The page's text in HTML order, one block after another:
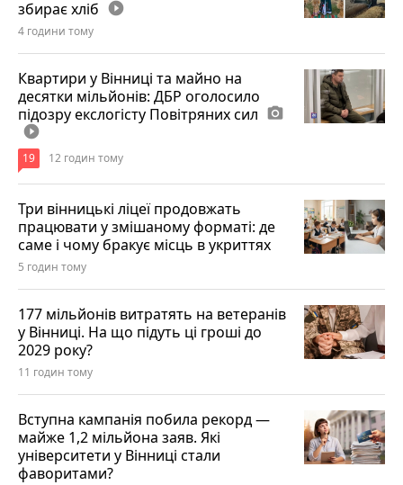
збирає хліб play_circle_filled
4 години тому
Квартири у Вінниці та майно на
десятки мільйонів: ДБР оголосило
підозру екслогісту Повітряних сил photo_camera
play_circle_filled
19 12 годин тому
Три вінницькі ліцеї продовжать
працювати у змішаному форматі: де
саме і чому бракує місць в укриттях
5 годин тому
177 мільйонів витратять на ветеранів
у Вінниці. На що підуть ці гроші до
2029 року?
11 годин тому
Вступна кампанія побила рекорд —
майже 1,2 мільйона заяв. Які
університети у Вінниці стали
фаворитами?